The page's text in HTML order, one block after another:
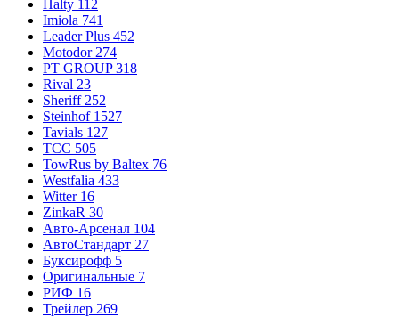
Halty 112
Imiola 741
Leader Plus 452
Motodor 274
PT GROUP 318
Rival 23
Sheriff 252
Steinhof 1527
Tavials 127
TCC 505
TowRus by Baltex 76
Westfalia 433
Witter 16
ZinkaR 30
Авто-Арсенал 104
АвтоСтандарт 27
Буксирофф 5
Оригинальные 7
РИФ 16
Трейлер 269